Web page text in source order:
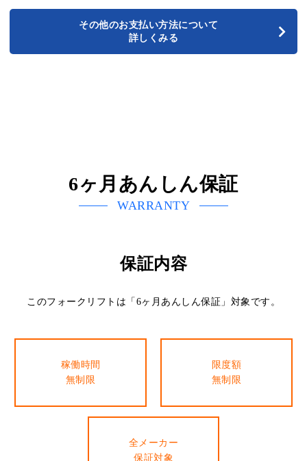
その他のお支払い方法について
詳しくみる
6ヶ月あんしん保証
WARRANTY
保証内容
このフォークリフトは「6ヶ月あんしん保証」対象です。
稼働時間
無制限
限度額
無制限
全メーカー
保証対象